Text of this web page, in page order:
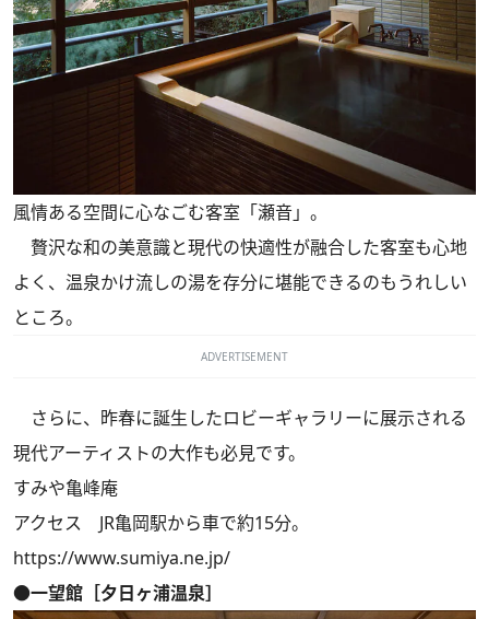
風情ある空間に心なごむ客室「瀬音」。
贅沢な和の美意識と現代の快適性が融合した客室も心地
よく、温泉かけ流しの湯を存分に堪能できるのもうれしい
ところ。
ADVERTISEMENT
さらに、昨春に誕生したロビーギャラリーに展示される
現代アーティストの大作も必見です。
すみや亀峰庵
アクセス JR亀岡駅から車で約15分。
https://www.sumiya.ne.jp/
●一望館［夕日ヶ浦温泉］